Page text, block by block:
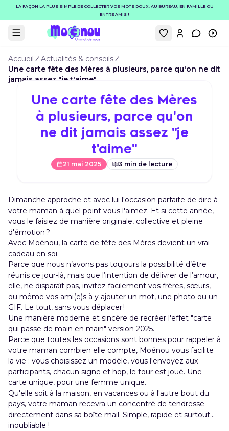
LA FAÇON LA PLUS SIMPLE DE COLLECTER VOS MOTS DOUX, AU BUREAU, EN FAMILLE OU
ENTRE AMIS !
Afficher le menu Mon
Accueil
Actualités & conseils
Une carte fête des Mères à plusieurs, parce qu'on ne dit
jamais assez "je t'aime"
Une carte fête des Mères
à plusieurs, parce qu'on
ne dit jamais assez "je
t'aime"
21 mai 2025 3 min de lecture
Dimanche approche et avec lui l'occasion parfaite de dire à
votre maman à quel point vous l'aimez. Et si cette année,
vous le faisiez de manière originale, collective et pleine
d'émotion ?
Avec Moénou, la carte de fête des Mères devient un vrai
cadeau en soi.
Parce que nous n’avons pas toujours la possibilité d’être
réunis ce jour-là, mais que l’intention de délivrer de l’amour,
elle, ne disparaît pas, invitez facilement vos frères, sœurs,
ou même vos ami(e)s à y ajouter un mot, une photo ou un
GIF. Le tout, sans vous déplacer !
Une manière moderne et sincère de recréer l'effet "carte
qui passe de main en main" version 2025.
Parce que toutes les occasions sont bonnes pour rappeler à
votre maman combien elle compte, Moénou vous facilite
la vie : vous choisissez un modèle, vous l'envoyez aux
participants, chacun signe et hop, le tour est joué. Une
carte unique, pour une femme unique.
Qu'elle soit à la maison, en vacances ou à l'autre bout du
pays, votre maman recevra un concentré de tendresse
directement dans sa boîte mail. Simple, rapide et surtout...
inoubliable !